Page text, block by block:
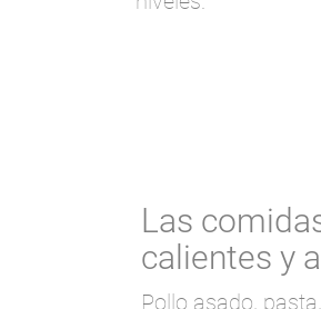
Las
calientes y
Pollo asado,